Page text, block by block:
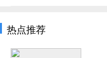
热点推荐